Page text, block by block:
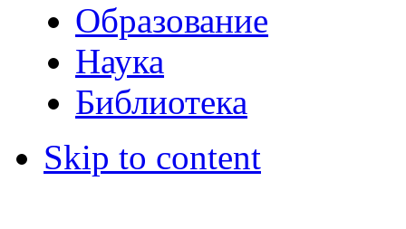
Образование
Наука
Библиотека
Skip to content